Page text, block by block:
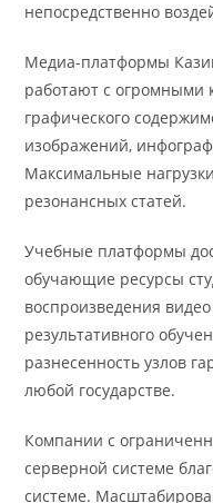
непосредственно
Медиа-платформы
работают с огромными
графического
изображений,
Максимальные
резонансных статей.
Учебные платформы
обучающие ресурсы
воспроизведения
результативного
разнесенность узлов
любой государстве.
Компании с
серверной системе
системе.